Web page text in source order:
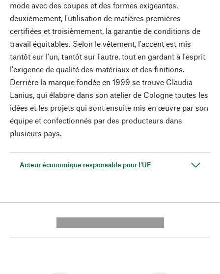
mode avec des coupes et des formes exigeantes,
deuxièmement, l'utilisation de matières premières
certifiées et troisièmement, la garantie de conditions de
travail équitables. Selon le vêtement, l'accent est mis
tantôt sur l'un, tantôt sur l'autre, tout en gardant à l'esprit
l'exigence de qualité des matériaux et des finitions.
Derrière la marque fondée en 1999 se trouve Claudia
Lanius, qui élabore dans son atelier de Cologne toutes les
idées et les projets qui sont ensuite mis en œuvre par son
équipe et confectionnés par des producteurs dans
plusieurs pays.
Acteur économique responsable pour l'UE